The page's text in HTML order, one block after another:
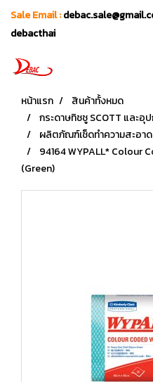
Sale Email :
debacthai
หน้าแรก
สินค้าทั้งหมด
กระดาษทิชชู SCOTT และอุ
ผลิตภัณฑ์เช็ดทำความสะอา
94164 WYPALL* Colour
(Green)